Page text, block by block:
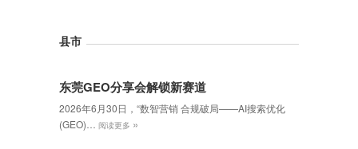
县市
东莞GEO分享会解锁新赛道
2026年6月30日，‌“数智营销 合规破局——AI搜索优化
(GEO)…
阅读更多 »